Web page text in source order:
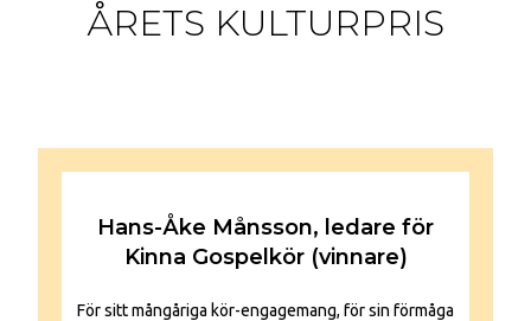
ÅRETS KULTURPRIS
Hans-Åke Månsson, ledare för
Kinna Gospelkör (vinnare)
För sitt mångåriga kör-engagemang, för sin förmåga